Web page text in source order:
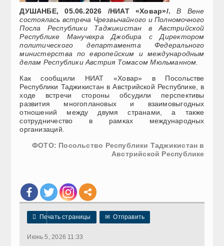
ДУШАНБЕ, 05.06.2026 /НИАТ «Ховар»/.
В Вене
состоялась встреча Чрезвычайного и Полномочного
Посла Республики Таджикистан в Австрийской
Республике Манучехра Джобира с Директором
политического департамента Федерального
министерства по европейским и международным
делам Республики Австрия Томасом Мюльманном.
Как сообщили НИАТ «Ховар» в Посольстве
Республики Таджикистан в Австрийской Республике, в
ходе встречи стороны обсудили перспективы
развития многоплановых и взаимовыгодных
отношений между двумя странами, а также
сотрудничество в рамках международных
организаций.
ФОТО: Посольство Республики Таджикистан в
Австрийской Республике
 Печать страницы ✉ Отправить
Июнь 5, 2026 11:33